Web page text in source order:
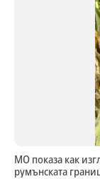
МО показа как
румънската